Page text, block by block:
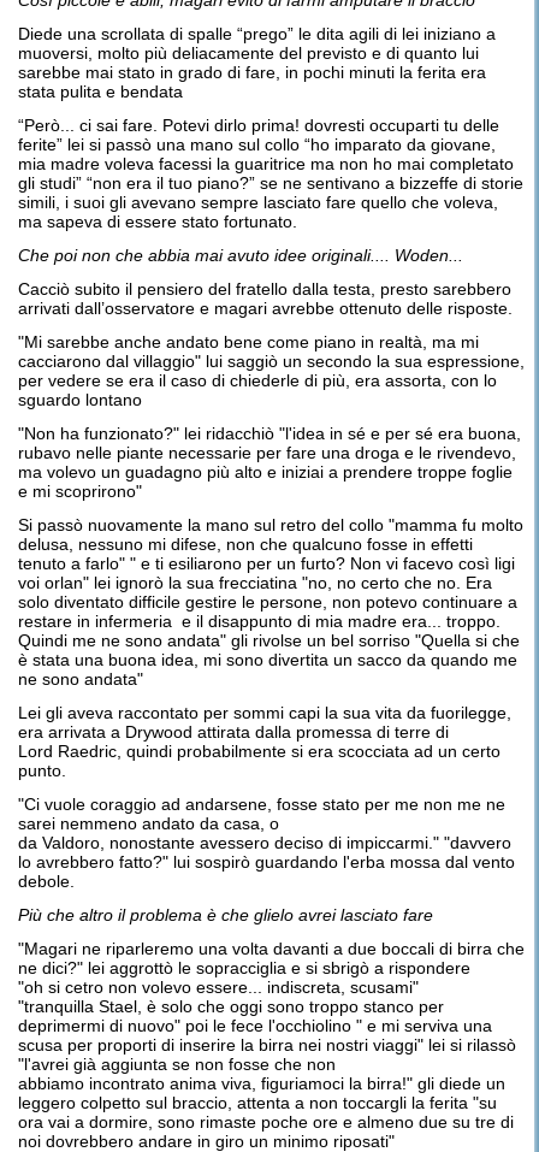
Diede una scrollata di spalle “prego” le dita agili di lei iniziano a
muoversi, molto più deliacamente del previsto e di quanto lui
sarebbe mai stato in grado di fare, in pochi minuti la ferita era
stata pulita e bendata
“Però... ci sai fare. Potevi dirlo prima! dovresti occuparti tu delle
ferite” lei si passò una mano sul collo “ho imparato da giovane,
mia madre voleva facessi la guaritrice ma non ho mai completato
gli studi” “non era il tuo piano?” se ne sentivano a bizzeffe di storie
simili, i suoi gli avevano sempre lasciato fare quello che voleva,
ma sapeva di essere stato fortunato.
Che poi non che abbia mai avuto idee originali... Woden
Cacciò subito il pensiero del fratello dalla testa, presto sarebbero
arrivati dall’osservatore e magari avrebbe ottenuto delle risposte.
"Mi sarebbe anche andato bene come piano in realtà, ma mi
cacciarono dal villaggio" lui saggiò un secondo la sua espressione,
per vedere se era il caso di chiederle di più, era assorta, con lo
sguardo lontano
"Non ha funzionato?" lei ridacchiò "l'idea in sé e per sé era buona,
rubavo nelle piante necessarie per fare una droga e le rivendevo,
ma volevo un guadagno più alto e iniziai a prendere troppe foglie
e mi scoprirono"
Si passò nuovamente la mano sul retro del collo "mamma fu molto
delusa, nessuno mi difese, non che qualcuno fosse in effetti
tenuto a farlo" " e ti esiliarono per un furto? Non vi facevo così ligi
voi orlan" lei ignorò la sua frecciatina "no, no certo che no. Era
solo diventato difficile gestire le persone, non potevo continuare a
restare in infermeria e il disappunto di mia madre era... troppo.
Quindi me ne sono andata" gli rivolse un bel sorriso "Quella si che
è stata una buona idea, mi sono divertita un sacco da quando me
ne sono andata"
Lei gli aveva raccontato per sommi capi la sua vita da fuorilegge,
era arrivata a Drywood attirata dalla promessa di terre di
Lord Raedric, quindi probabilmente si era scocciata ad un certo
punto.
"Ci vuole coraggio ad andarsene, fosse stato per me non me ne
sarei nemmeno andato da casa, o
da Valdoro, nonostante avessero deciso di impiccarmi." "davvero
lo avrebbero fatto?" lui sospirò guardando l'erba mossa dal vento
debole.
Più che altro il problema è che glielo avrei lasciato fare
"Magari ne riparleremo una volta davanti a due boccali di birra che
ne dici?" lei aggrottò le sopracciglia e si sbrigò a rispondere
"oh si cetro non volevo essere... indiscreta, scusami"
"tranquilla Stael, è solo che oggi sono troppo stanco per
deprimermi di nuovo" poi le fece l'occhiolino " e mi serviva una
scusa per proporti di inserire la birra nei nostri viaggi" lei si rilassò
"l'avrei già aggiunta se non fosse che non
abbiamo incontrato anima viva, figuriamoci la birra!" gli diede un
leggero colpetto sul braccio, attenta a non toccargli la ferita "su
ora vai a dormire, sono rimaste poche ore e almeno due su tre di
noi dovrebbero andare in giro un minimo riposati"